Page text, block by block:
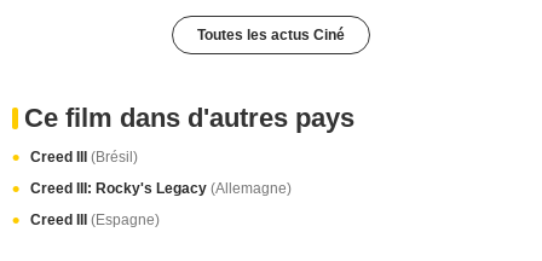
Toutes les actus Ciné
Ce film dans d'autres pays
Creed III (Brésil)
Creed III: Rocky's Legacy (Allemagne)
Creed III (Espagne)